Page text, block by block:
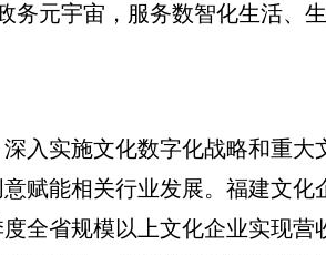
务元宇宙，服务数智化生活、
实施文化数字化战略和重大
赋能相关行业发展。福建文
全省规模以上文化企业实现营